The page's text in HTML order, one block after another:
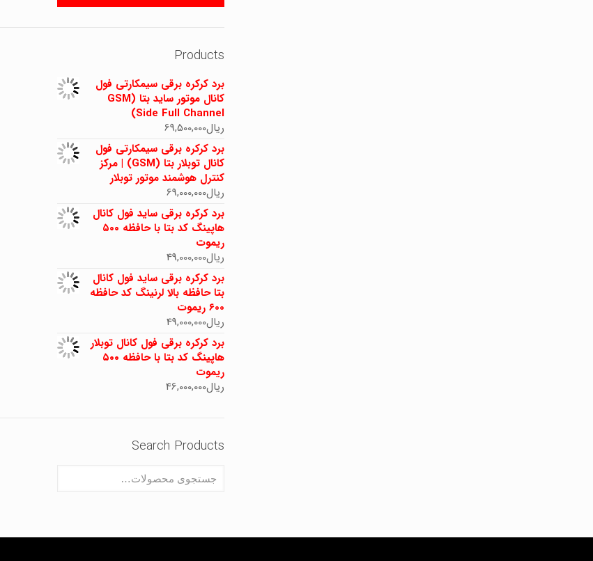
Products
برد کرکره برقی سیمکارتی فول
کانال موتور ساید بتا (GSM
Side Full Channel)
ریال69,500,000
برد کرکره برقی سیمکارتی فول
کانال توبلار بتا (GSM) | مرکز
کنترل هوشمند موتور توبلار
ریال69,000,000
برد کرکره برقی ساید فول کانال
هاپینگ کد بتا با حافظه ۵۰۰
ریموت
ریال49,000,000
برد کرکره برقی ساید فول کانال
بتا حافظه بالا لرنینگ کد حافظه
600 ریموت
ریال49,000,000
برد کرکره برقی فول کانال توبلار
هاپینگ کد بتا با حافظه ۵۰۰
ریموت
ریال46,000,000
Search Products